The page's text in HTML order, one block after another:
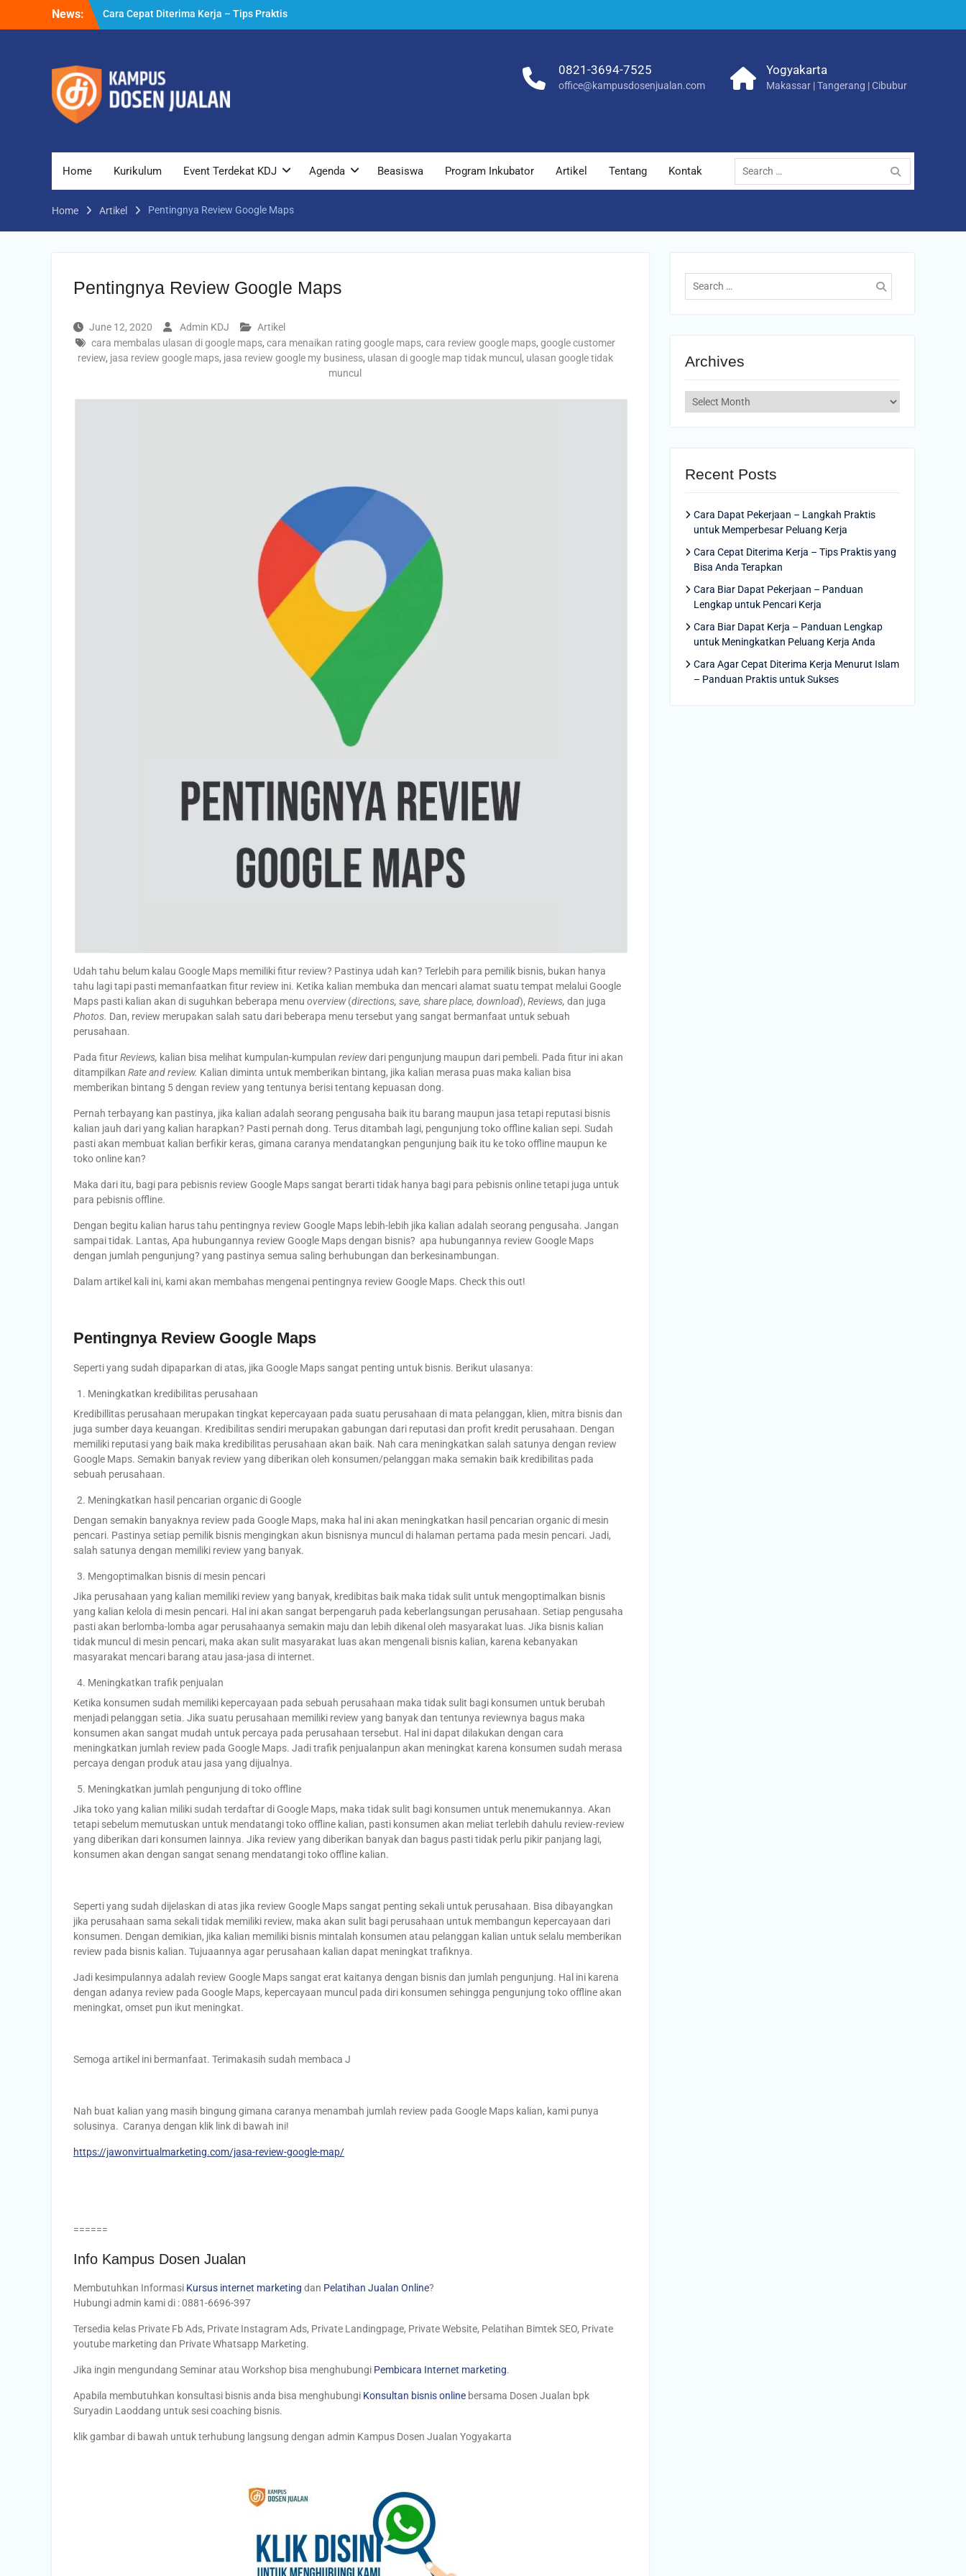
News:
yang Bisa Anda Terapkan
untuk Memperbesar Peluang Kerja
0821-3694-7525
office@kampusdosenjualan.com
Yogyakarta
Makassar | Tangerang | Cibubur
Home Kurikulum Event Terdekat KDJ Agenda Beasiswa Program Inkubator Artikel Tentang Kontak
Search
for:
Home Artikel Pentingnya Review Google Maps
Pentingnya Review Google Maps
June 12, 2020 Admin KDJ
Artikel
cara membalas ulasan di google maps, cara menaikan rating google maps, cara review google maps, google customer
review, jasa review google maps, jasa review google my business, ulasan di google map tidak muncul , ulasan google tidak
muncul
Udah tahu belum kalau Google Maps memiliki fitur review? Pastinya udah kan? Terlebih para pemilik bisnis, bukan hanya
tahu lagi tapi pasti memanfaatkan fitur review ini. Ketika kalian membuka dan mencari alamat suatu tempat melalui Google
Maps pasti kalian akan di suguhkan beberapa menu overview(directions, save, share place, download), Reviews, dan juga
Photos. Dan, review merupakan salah satu dari beberapa menu tersebut yang sangat bermanfaat untuk sebuah
perusahaan.
Pada fiturReviews, kalian bisa melihat kumpulan-kumpulan reviewdari pengunjung maupun dari pembeli. Pada fitur ini akan
ditampilkan Rate and review. Kalian diminta untuk memberikan bintang, jika kalian merasa puas maka kalian bisa
memberikan bintang 5 dengan review yang tentunya berisi tentang kepuasan dong.
Pernah terbayang kan pastinya, jika kalian adalah seorang pengusaha baik itu barang maupun jasa tetapi reputasi bisnis
kalian jauh dari yang kalian harapkan? Pasti pernah dong. Terus ditambah lagi, pengunjung toko offline kalian sepi. Sudah
pasti akan membuat kalian berfikir keras, gimana caranya mendatangkan pengunjung baik itu ke toko offline maupun ke
toko online kan?
Maka dari itu, bagi para pebisnis review Google Maps sangat berarti tidak hanya bagi para pebisnis online tetapi juga untuk
para pebisnis offline.
Dengan begitu kalian harus tahu pentingnya review Google Maps lebih-lebih jika kalian adalah seorang pengusaha. Jangan
sampai tidak. Lantas, Apa hubungannya review Google Maps dengan bisnis? apa hubungannya review Google Maps
dengan jumlah pengunjung? yang pastinya semua saling berhubungan dan berkesinambungan.
Dalam artikel kali ini, kami akan membahas mengenai pentingnya review Google Maps. Check this out!
Pentingnya Review Google Maps
Seperti yang sudah dipaparkan di atas, jika Google Maps sangat penting untuk bisnis. Berikut ulasanya:
Meningkatkan kredibilitas perusahaan
Kredibillitas perusahaan merupakan tingkat kepercayaan pada suatu perusahaan di mata pelanggan, klien, mitra bisnis dan
juga sumber daya keuangan. Kredibilitas sendiri merupakan gabungan dari reputasi dan profit kredit perusahaan. Dengan
memiliki reputasi yang baik maka kredibilitas perusahaan akan baik. Nah cara meningkatkan salah satunya dengan review
Google Maps. Semakin banyak review yang diberikan oleh konsumen/pelanggan maka semakin baik kredibilitas pada
sebuah perusahaan.
Meningkatkan hasil pencarian organic di Google
Dengan semakin banyaknya review pada Google Maps, maka hal ini akan meningkatkan hasil pencarian organic di mesin
pencari. Pastinya setiap pemilik bisnis mengingkan akun bisnisnya muncul di halaman pertama pada mesin pencari. Jadi,
salah satunya dengan memiliki review yang banyak.
Mengoptimalkan bisnis di mesin pencari
Jika perusahaan yang kalian memiliki review yang banyak, kredibitas baik maka tidak sulit untuk mengoptimalkan bisnis
yang kalian kelola di mesin pencari. Hal ini akan sangat berpengaruh pada keberlangsungan perusahaan. Setiap pengusaha
pasti akan berlomba-lomba agar perusahaanya semakin maju dan lebih dikenal oleh masyarakat luas. Jika bisnis kalian
tidak muncul di mesin pencari, maka akan sulit masyarakat luas akan mengenali bisnis kalian, karena kebanyakan
masyarakat mencari barang atau jasa-jasa di internet.
Meningkatkan trafik penjualan
Ketika konsumen sudah memiliki kepercayaan pada sebuah perusahaan maka tidak sulit bagi konsumen untuk berubah
menjadi pelanggan setia. Jika suatu perusahaan memiliki review yang banyak dan tentunya reviewnya bagus maka
konsumen akan sangat mudah untuk percaya pada perusahaan tersebut. Hal ini dapat dilakukan dengan cara
meningkatkan jumlah review pada Google Maps. Jadi trafik penjualanpun akan meningkat karena konsumen sudah merasa
percaya dengan produk atau jasa yang dijualnya.
Meningkatkan jumlah pengunjung di toko offline
Jika toko yang kalian miliki sudah terdaftar di Google Maps, maka tidak sulit bagi konsumen untuk menemukannya. Akan
tetapi sebelum memutuskan untuk mendatangi toko offline kalian, pasti konsumen akan meliat terlebih dahulu review-review
yang diberikan dari konsumen lainnya. Jika review yang diberikan banyak dan bagus pasti tidak perlu pikir panjang lagi,
konsumen akan dengan sangat senang mendatangi toko offline kalian.
Seperti yang sudah dijelaskan di atas jika review Google Maps sangat penting sekali untuk perusahaan. Bisa dibayangkan
jika perusahaan sama sekali tidak memiliki review, maka akan sulit bagi perusahaan untuk membangun kepercayaan dari
konsumen. Dengan demikian, jika kalian memiliki bisnis mintalah konsumen atau pelanggan kalian untuk selalu memberikan
review pada bisnis kalian. Tujuaannya agar perusahaan kalian dapat meningkat trafiknya.
Jadi kesimpulannya adalah review Google Maps sangat erat kaitanya dengan bisnis dan jumlah pengunjung. Hal ini karena
dengan adanya review pada Google Maps, kepercayaan muncul pada diri konsumen sehingga pengunjung toko offline akan
meningkat, omset pun ikut meningkat.
Semoga artikel ini bermanfaat. Terimakasih sudah membaca J
Nah buat kalian yang masih bingung gimana caranya menambah jumlah review pada Google Maps kalian, kami punya
solusinya. Caranya dengan klik link di bawah ini!
https://jawonvirtualmarketing.com/jasa-review-google-map/
======
Info Kampus Dosen Jualan
Membutuhkan Informasi Kursus internet marketing dan Pelatihan Jualan Online?
Hubungi admin kami di : 0881-6696-397
Tersedia kelas Private Fb Ads, Private Instagram Ads, Private Landingpage, Private Website, Pelatihan Bimtek SEO, Private
youtube marketing dan Private Whatsapp Marketing.
Jika ingin mengundang Seminar atau Workshop bisa menghubungi Pembicara Internet marketing.
Apabila membutuhkan konsultasi bisnis anda bisa menghubungi Konsultan bisnis online bersama Dosen Jualan bpk
Suryadin Laoddang untuk sesi coaching bisnis.
klik gambar di bawah untuk terhubung langsung dengan admin Kampus Dosen Jualan Yogyakarta
Search
for:
Archives
Archives
Recent Posts
Cara Dapat Pekerjaan – Langkah Praktis
untuk Memperbesar Peluang Kerja
Cara Cepat Diterima Kerja – Tips Praktis yang
Bisa Anda Terapkan
Cara Biar Dapat Pekerjaan – Panduan
Lengkap untuk Pencari Kerja
Cara Biar Dapat Kerja – Panduan Lengkap
untuk Meningkatkan Peluang Kerja Anda
Cara Agar Cepat Diterima Kerja Menurut Islam
– Panduan Praktis untuk Sukses